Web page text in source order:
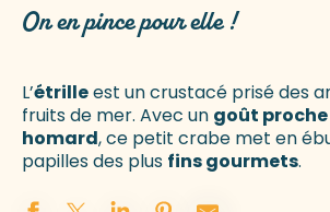
On en pince pour elle !
L’étrilleest un crustacé prisé des
fruits de mer. Avec un goût
homard, ce petit crabe met en
papilles des plus fins gourmets.